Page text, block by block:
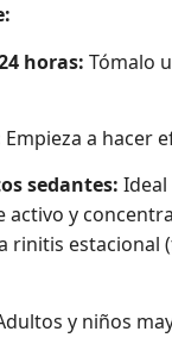
horas: Tómalo
Empieza a hacer
sedantes: Ideal
activo y
rinitis estacional
y niños